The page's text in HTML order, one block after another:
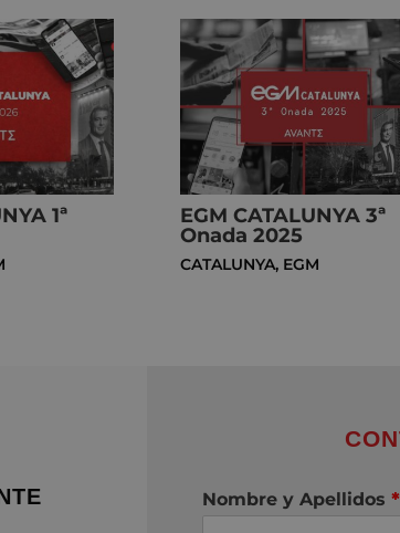
1ª
EGM CATALUNYA 3ª
Onada 2025
CATALUNYA, EGM
Nombre y Apellidos *